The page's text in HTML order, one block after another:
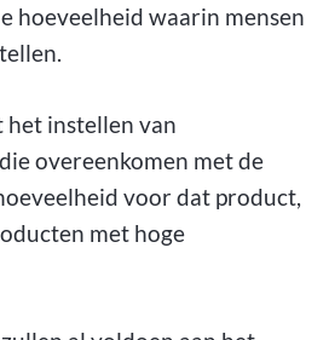
hoeveelheid waarin mensen
het instellen van
overeenkomen met de
voor dat product,
met hoge